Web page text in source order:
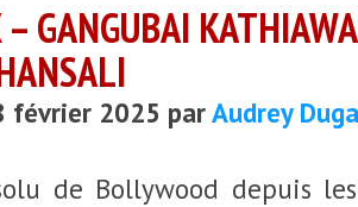
GANGUBAI
février 2025 parAudrey
de Bollywood depuis